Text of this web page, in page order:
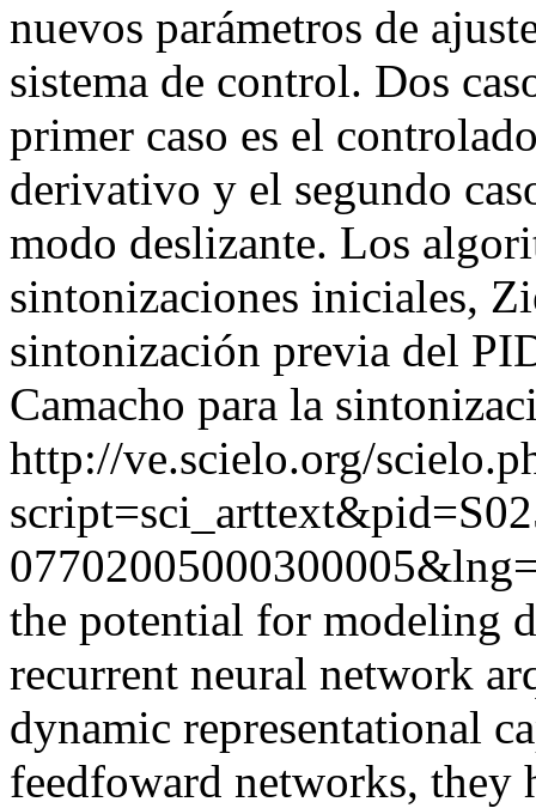
nuevos parámetros de
sistema de control. Dos
primer caso es el
derivativo y el segundo
modo deslizante. Los
sintonizaciones iniciales,
sintonización previa del
Camacho para la
http://ve.scielo.org/
the potential for modeling
recurrent neural network
dynamic representational
feedfoward networks, they